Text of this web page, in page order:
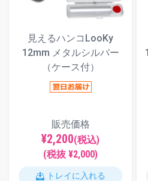
見えるハンコLooKy
12mm メタルシルバー
（ケース付）
販売価格
¥2,200(税込)
(税抜 ¥2,000)
トレイに入れる